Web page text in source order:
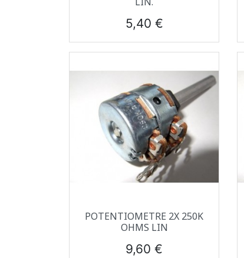
Prix
5,40 €
Aperçu rapide
POTENTIOMETRE 2X 250K
OHMS LIN
Prix
9,60 €